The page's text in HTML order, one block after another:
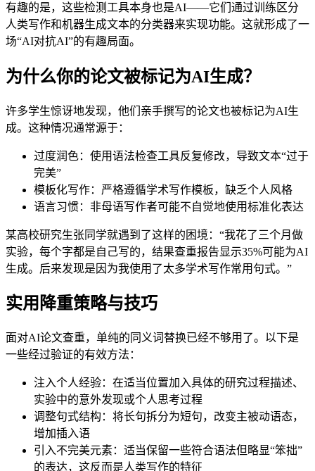
有趣的是，这些检测工具本身也是AI——它们通过训练区分
人类写作和机器生成文本的分类器来实现功能。这就形成了一
场“AI对抗AI”的有趣局面。
为什么你的论文被标记为AI生成？
许多学生惊讶地发现，他们亲手撰写的论文也被标记为AI生
成。这种情况通常源于：
过度润色：使用语法检查工具反复修改，导致文本“过于
完美”
模板化写作：严格遵循学术写作模板，缺乏个人风格
语言习惯：非母语写作者可能不自觉地使用标准化表达
某高校研究生张同学就遇到了这样的困境：“我花了三个月做
实验，每个字都是自己写的，结果查重报告显示35%可能为AI
生成。后来发现是因为我使用了太多学术写作常用句式。”
实用降重策略与技巧
面对AI论文查重，单纯的同义词替换已经不够用了。以下是
一些经过验证的有效方法：
注入个人经验：在适当位置加入具体的研究过程描述、
实验中的意外发现或个人思考过程
调整句式结构：将长句拆分为短句，改变主被动语态，
增加插入语
引入不完美元素：适当保留一些符合语法但略显“笨拙”
的表达，这反而是人类写作的特征